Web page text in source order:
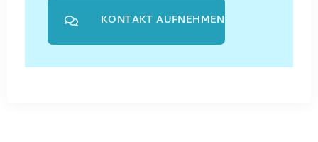
KONTAKT AUFNEHMEN